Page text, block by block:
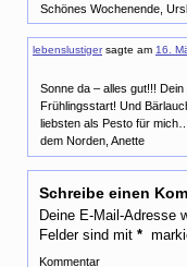
Schönes Wochenende, Ursl
lebenslustigersagte am 16.
Sonne da – alles gut!!!
Frühlingsstart! Und
liebsten als Pesto für
dem Norden, Anette
Schreibe einen
Deine E-Mail-Adresse
Felder sind mit *
Kommentar